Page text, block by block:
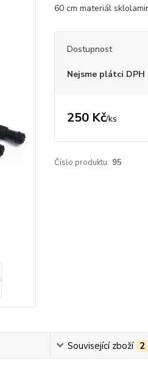
60 cm materiál
Dostupnost
Nejsme plátci DPH
250 Kč/ks
Číslo produktu: 95
Související zboží 2